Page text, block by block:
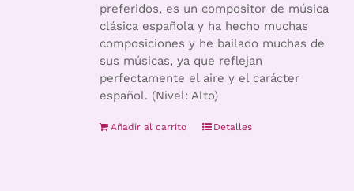
preferidos, es un compositor de música
clásica española y ha hecho muchas
composiciones y he bailado muchas de
sus músicas, ya que reflejan
perfectamente el aire y el carácter
español. (Nivel: Alto)
Añadir al carrito Detalles